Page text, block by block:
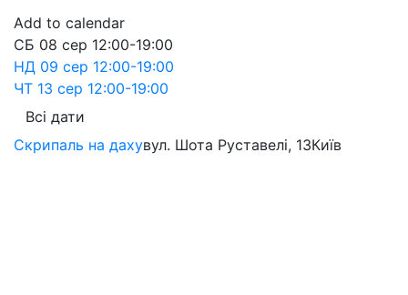
Add to calendar
СБ 08 сер 12:00-19:00
НД 09 сер 12:00-19:00
ЧТ 13 сер 12:00-19:00
Всі дати
Скрипаль на дахувул. Шота Руставелі, 13Київ